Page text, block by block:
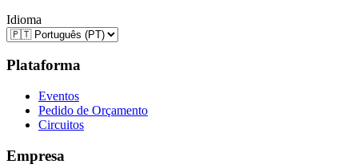
Idioma
Plataforma
Eventos
Pedido de Orçamento
Circuitos
Empresa